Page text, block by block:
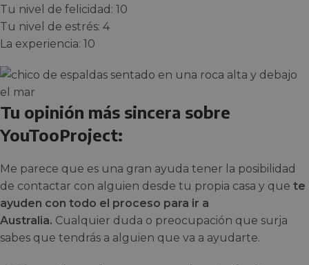
Tu nivel de felicidad: 10
Tu nivel de estrés: 4
La experiencia: 10
Tu opinión más sincera sobre
YouTooProject:
Me parece que es una gran ayuda tener la posibilidad
de contactar con alguien desde tu propia casa y que te
ayuden con todo el proceso para ir a
Australia. Cualquier duda o preocupación que surja
sabes que tendrás a alguien que va a ayudarte.